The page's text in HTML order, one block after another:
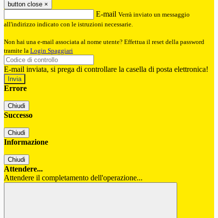
button close ×
E-mail Verrà inviato un messaggio
all'indirizzo indicato con le istruzioni necessarie.
Non hai una e-mail associata al nome utente? Effettua il reset della password
tramite la Login Spaggiari
E-mail inviata, si prega di controllare la casella di posta elettronica!
Errore
Chiudi
Successo
Chiudi
Informazione
Chiudi
Attendere...
Attendere il completamento dell'operazione...